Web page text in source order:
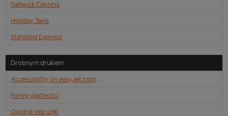
Gatwick Express
Holiday Taxis
Stansted Express
Drobnym drukiem
Accessibility on easyJet.com
Formy płatności
Ogólne Warunki